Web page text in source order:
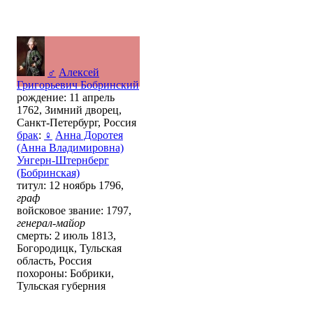
♂ Алексей
Григорьевич Бобринский
рождение: 11 апрель
1762, Зимний дворец,
Санкт-Петербург, Россия
брак: ♀ Анна Доротея
(Анна Владимировна)
Унгерн-Штернберг
(Бобринская)
титул: 12 ноябрь 1796,
граф
войсковое звание: 1797,
генерал-майор
смерть: 2 июль 1813,
Богородицк, Тульская
область, Россия
похороны: Бобрики,
Тульская губерния